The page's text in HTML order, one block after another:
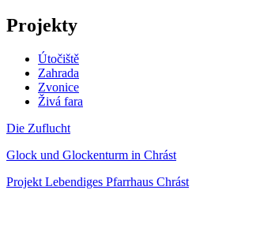
Projekty
Útočiště
Zahrada
Zvonice
Živá fara
Die Zuflucht
Glock und Glockenturm in Chrást
Projekt Lebendiges Pfarrhaus Chrást